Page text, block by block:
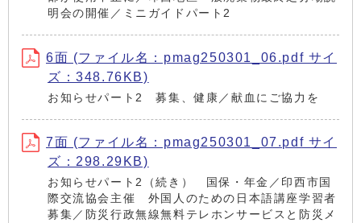
明会の開催／ミニガイドパート2
6面 (ファイル名：pmag250301_06.pdf サイ
ズ：348.76KB)
お知らせパート2 募集、健康／献血にご協力を
7面 (ファイル名：pmag250301_07.pdf サイ
ズ：298.29KB)
お知らせパート2（続き） 国保・年金／印西市国
際交流協会主催 外国人のための日本語講座学習者
募集／防災行政無線無料テレホンサービスと防災メ